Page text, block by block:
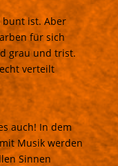
ist. Aber
für sich
grau und trist.
verteilt
auch! In dem
Musik werden
Sinnen